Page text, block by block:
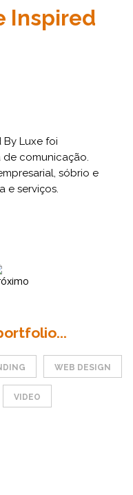
Inspired
By Luxe foi
comunicação.
sóbrio e
e serviços.
WEB DESIGN
VIDEO